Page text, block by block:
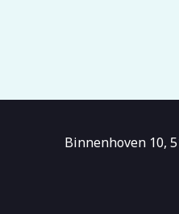
Binnenhoven 10,